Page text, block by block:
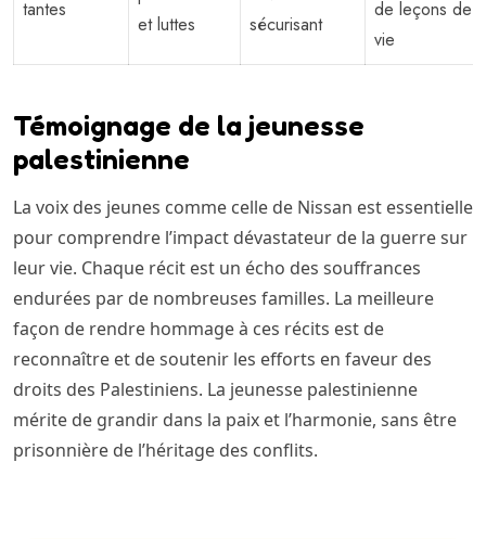
tantes
et luttes
sécurisant
de leçons de
vie
Témoignage de la jeunesse
palestinienne
La voix des jeunes comme celle de Nissan est essentielle
pour comprendre l’impact dévastateur de la guerre sur
leur vie. Chaque récit est un écho des souffrances
endurées par de nombreuses familles. La meilleure
façon de rendre hommage à ces récits est de
reconnaître et de soutenir les efforts en faveur des
droits des Palestiniens. La jeunesse palestinienne
mérite de grandir dans la paix et l’harmonie, sans être
prisonnière de l’héritage des conflits.